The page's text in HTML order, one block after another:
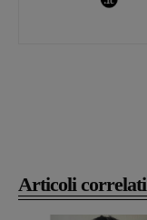
Articoli correlati